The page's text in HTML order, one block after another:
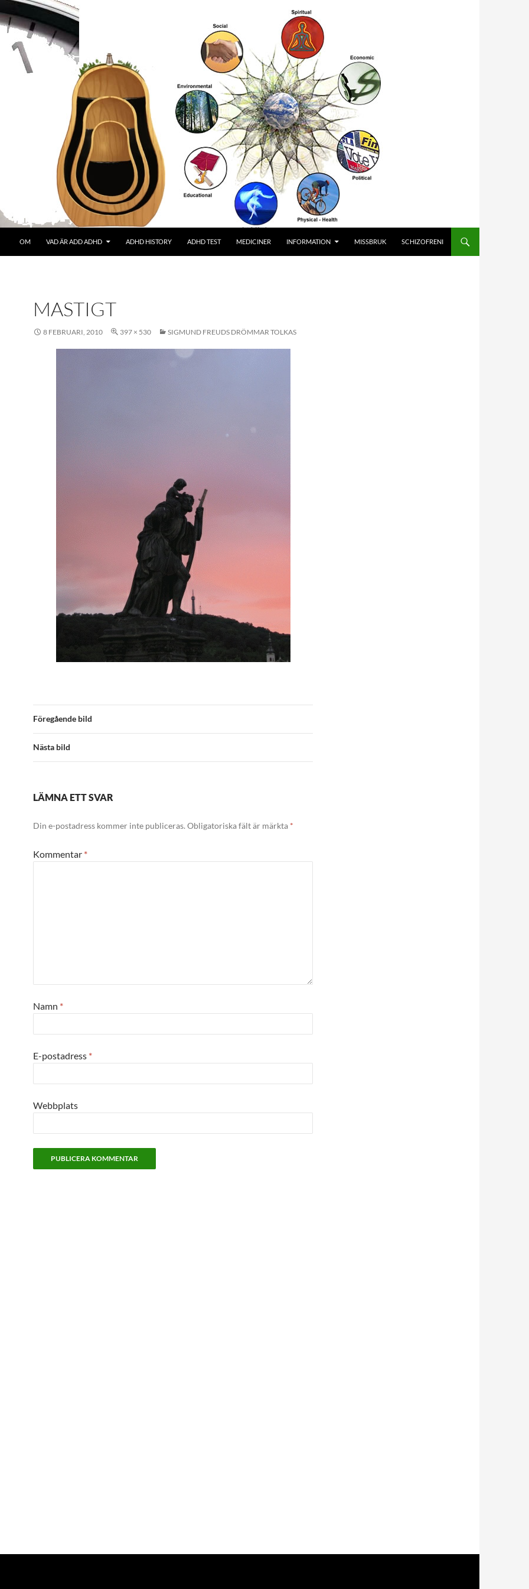
OM VAD ÄR ADD ADHD ADHD HISTORY ADHD TEST MEDICINER INFORMATION MISSBRUK SCHIZOFRENI
MASTIGT
8 FEBRUARI, 2010 397 × 530 SIGMUND FREUDS DRÖMMAR TOLKAS
Föregående bild
Nästa bild
LÄMNA ETT SVAR
Din e-postadress kommer inte publiceras. Obligatoriska fält är märkta *
Kommentar *
Namn *
E-postadress *
Webbplats